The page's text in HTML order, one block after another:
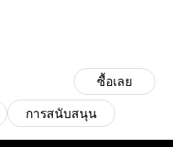
การสนับสนุน
ซื้อเลย